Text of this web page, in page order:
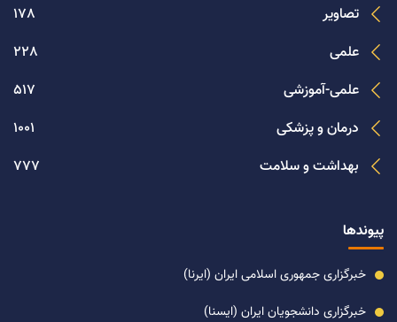
پیوندها
خبرگزاری جمهوری اسلامی ایران (ایرنا)
خبرگزاری دانشجویان ایران (ایسنا)
تصاویر
178
علمی
228
علمی-آموزشی
517
درمان و پزشکی
1001
بهداشت و سلامت
777